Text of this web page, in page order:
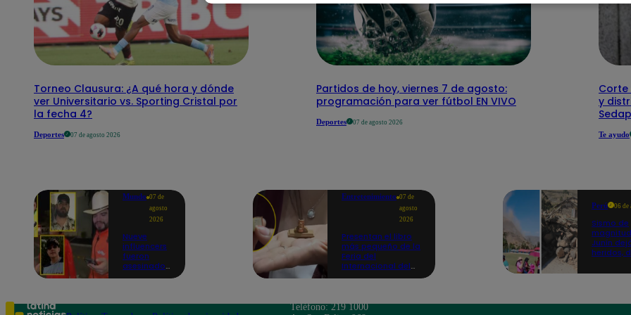
Torneo Clausura: ¿A qué hora y dónde
ver Universitario vs. Sporting Cristal por
la fecha 4?
Deportes 07 de agosto 2026
Partidos de hoy, viernes 7 de agosto:
programación para ver fútbol EN VIVO
Deportes 07 de agosto 2026
Corte
y
Te ayudo
Mundo 07 de
agosto
2026
Nueve
influencers
fueron
asesinados
el Cártel de
Entretenimiento 07 de
agosto
2026
Presentan el libro
más pequeño de la
Feria del
Internacional del
Perú 06 de
Sismo de
Junín
heridos,
propició
Teléfono: 219 1000